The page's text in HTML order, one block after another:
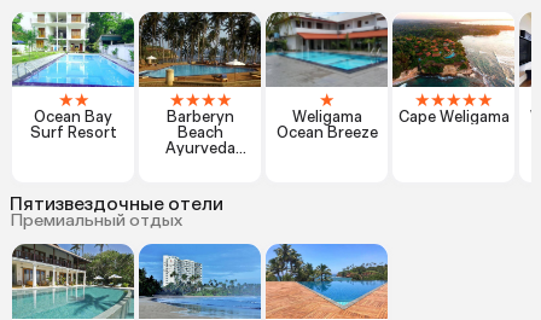
★★
Ocean Bay
Surf Resort
★★★★
Barberyn
Beach
Ayurveda
★
Weligama
Ocean Breeze
★★★★★
Cape Weligama
Пятизвездочные отели
Премиальный отдых